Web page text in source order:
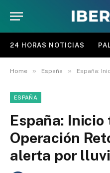
24 HORAS NOTICIAS
Home » España » España: Inicio
ESPAÑA
España:
Operación
alerta por